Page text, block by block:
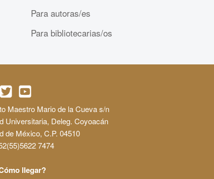
Para autoras/es
Para bibliotecarias/os
Maestro Mario de la Cueva s/n
Universitaria, Deleg. Coyoacán
de México, C.P. 04510
7474
llegar?